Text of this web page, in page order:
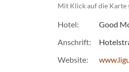
Mit Klick auf die Karte
Hotel
Good
Anschrift
Website